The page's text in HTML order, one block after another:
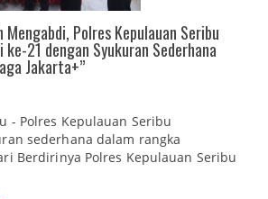
Mengabdi, Polres Kepulauan Seribu
ke-21 dengan Syukuran Sederhana
Jakarta+”
- Polres Kepulauan Seribu
sederhana dalam rangka
Berdirinya Polres Kepulauan Seribu